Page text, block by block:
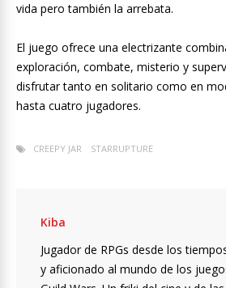
vida pero también la arrebata.
El juego ofrece una electrizante
exploración, combate, misterio y
disfrutar tanto en solitario como en
hasta cuatro jugadores.
CREEPY JAR STARRUPTURE
Kiba
Jugador de RPGs desde los
y aficionado al mundo de los